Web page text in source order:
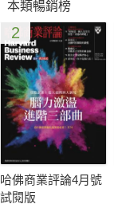
本類暢銷榜
2
哈佛商業評論4月號
試閱版